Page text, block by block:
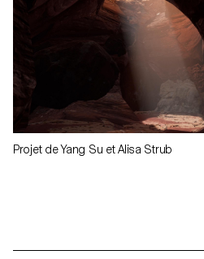
Projet de Yang Su et Alisa Strub